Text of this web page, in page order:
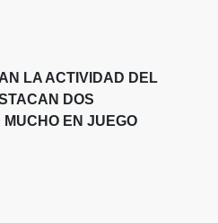
LA ACTIVIDAD DEL
DOS
EN JUEGO